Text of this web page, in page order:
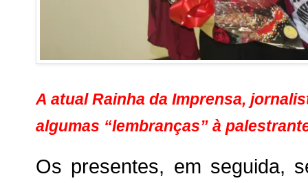
A atual Rainha da Imprensa,
algumas “lembranças” à
Os presentes, em seguida,